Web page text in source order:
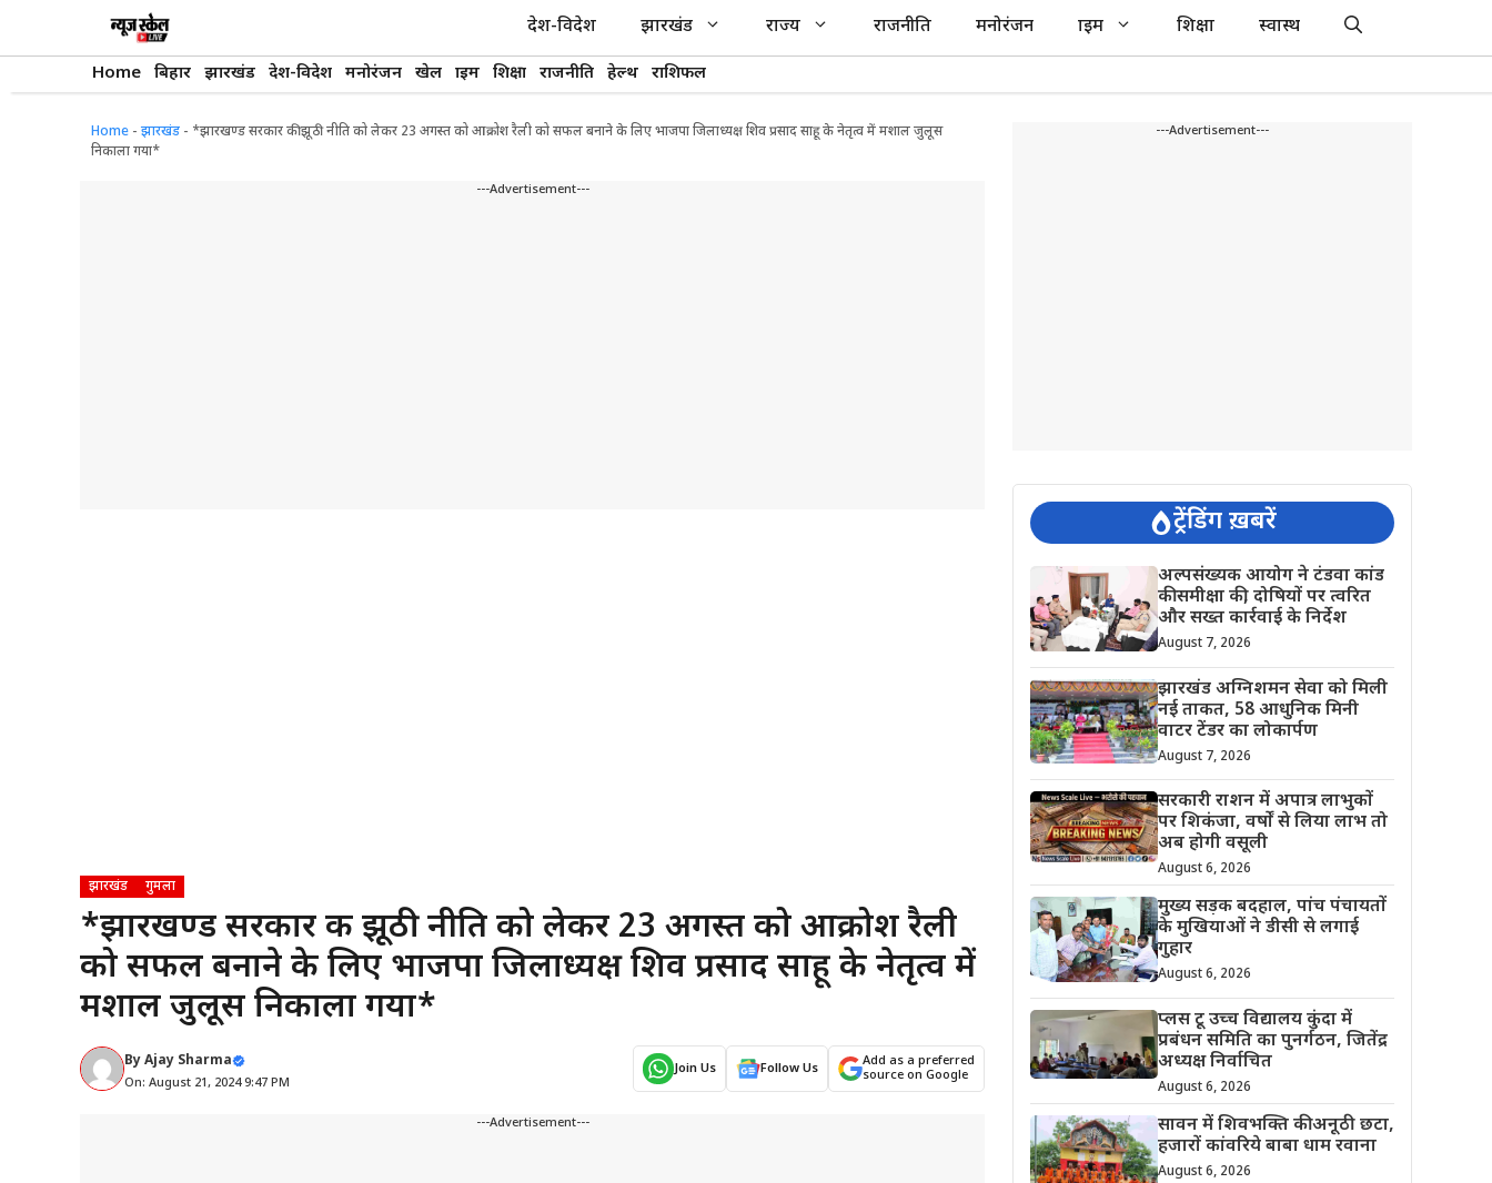
देश-विदेश झारखंड राज्य राजनीति मनोरंजन क्राइम शिक्षा स्वास्थ
Home बिहार झारखंड देश-विदेश मनोरंजन खेल क्राइम शिक्षा राजनीति हेल्थ राशिफल
Home - झारखंड - *झारखण्ड सरकार की झूठी नीति को लेकर 23 अगस्त को आक्रोश रैली को सफल बनाने के लिए भाजपा जिलाध्यक्ष शिव प्रसाद साहू के नेतृत्व में मशाल जुलूस
निकाला गया*
---Advertisement---
झारखंड गुमला
*झारखण्ड सरकार की झूठी नीति को लेकर 23 अगस्त को आक्रोश रैली
को सफल बनाने के लिए भाजपा जिलाध्यक्ष शिव प्रसाद साहू के नेतृत्व में
मशाल जुलूस निकाला गया*
ByAjay Sharma
On: August 21, 2024 9:47 PM
Join Us Follow Us
Add as a preferred
source on Google
---Advertisement---
---Advertisement---
ट्रेंडिंग ख़बरें
अल्पसंख्यक आयोग ने टंडवा कांड
की समीक्षा की, दोषियों पर त्वरित
और सख्त कार्रवाई के निर्देश
August 7, 2026
झारखंड अग्निशमन सेवा को मिली
नई ताकत, 58 आधुनिक मिनी
वाटर टेंडर का लोकार्पण
August 7, 2026
सरकारी राशन में अपात्र लाभुकों
पर शिकंजा, वर्षों से लिया लाभ तो
अब होगी वसूली
August 6, 2026
मुख्य सड़क बदहाल, पांच पंचायतों
के मुखियाओं ने डीसी से लगाई
गुहार
August 6, 2026
प्लस टू उच्च विद्यालय कुंदा में
प्रबंधन समिति का पुनर्गठन, जितेंद्र
अध्यक्ष निर्वाचित
August 6, 2026
सावन में शिवभक्ति की अनूठी छटा,
हजारों कांवरिये बाबा धाम रवाना
August 6, 2026